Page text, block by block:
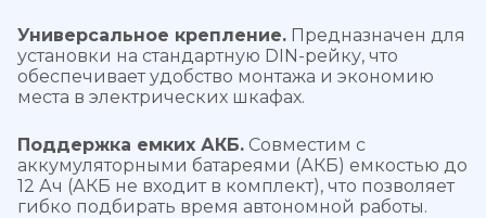
Универсальное крепление. Предназначен для
установки на стандартную DIN-рейку, что
обеспечивает удобство монтажа и экономию
места в электрических шкафах.
Поддержка емких АКБ. Совместим с
аккумуляторными батареями (АКБ) емкостью до
12 Ач (АКБ не входит в комплект), что позволяет
гибко подбирать время автономной работы.